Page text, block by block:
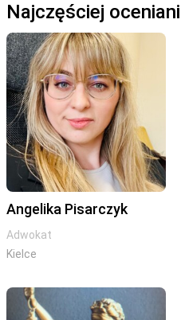
Najczęściej oceniani
Angelika Pisarczyk
Adwokat
Kielce